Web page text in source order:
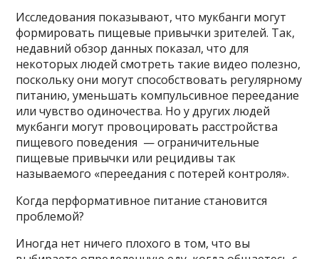
Исследования показывают, что мукбанги могут
формировать пищевые привычки зрителей. Так,
недавний обзор данных показал, что для
некоторых людей смотреть такие видео полезно,
поскольку они могут способствовать регулярному
питанию, уменьшать компульсивное переедание
или чувство одиночества. Но у других людей
мукбанги могут провоцировать расстройства
пищевого поведения — ограничительные
пищевые привычки или рецидивы так
называемого «переедания с потерей контроля».
Когда перформативное питание становится
проблемой?
Иногда нет ничего плохого в том, что вы